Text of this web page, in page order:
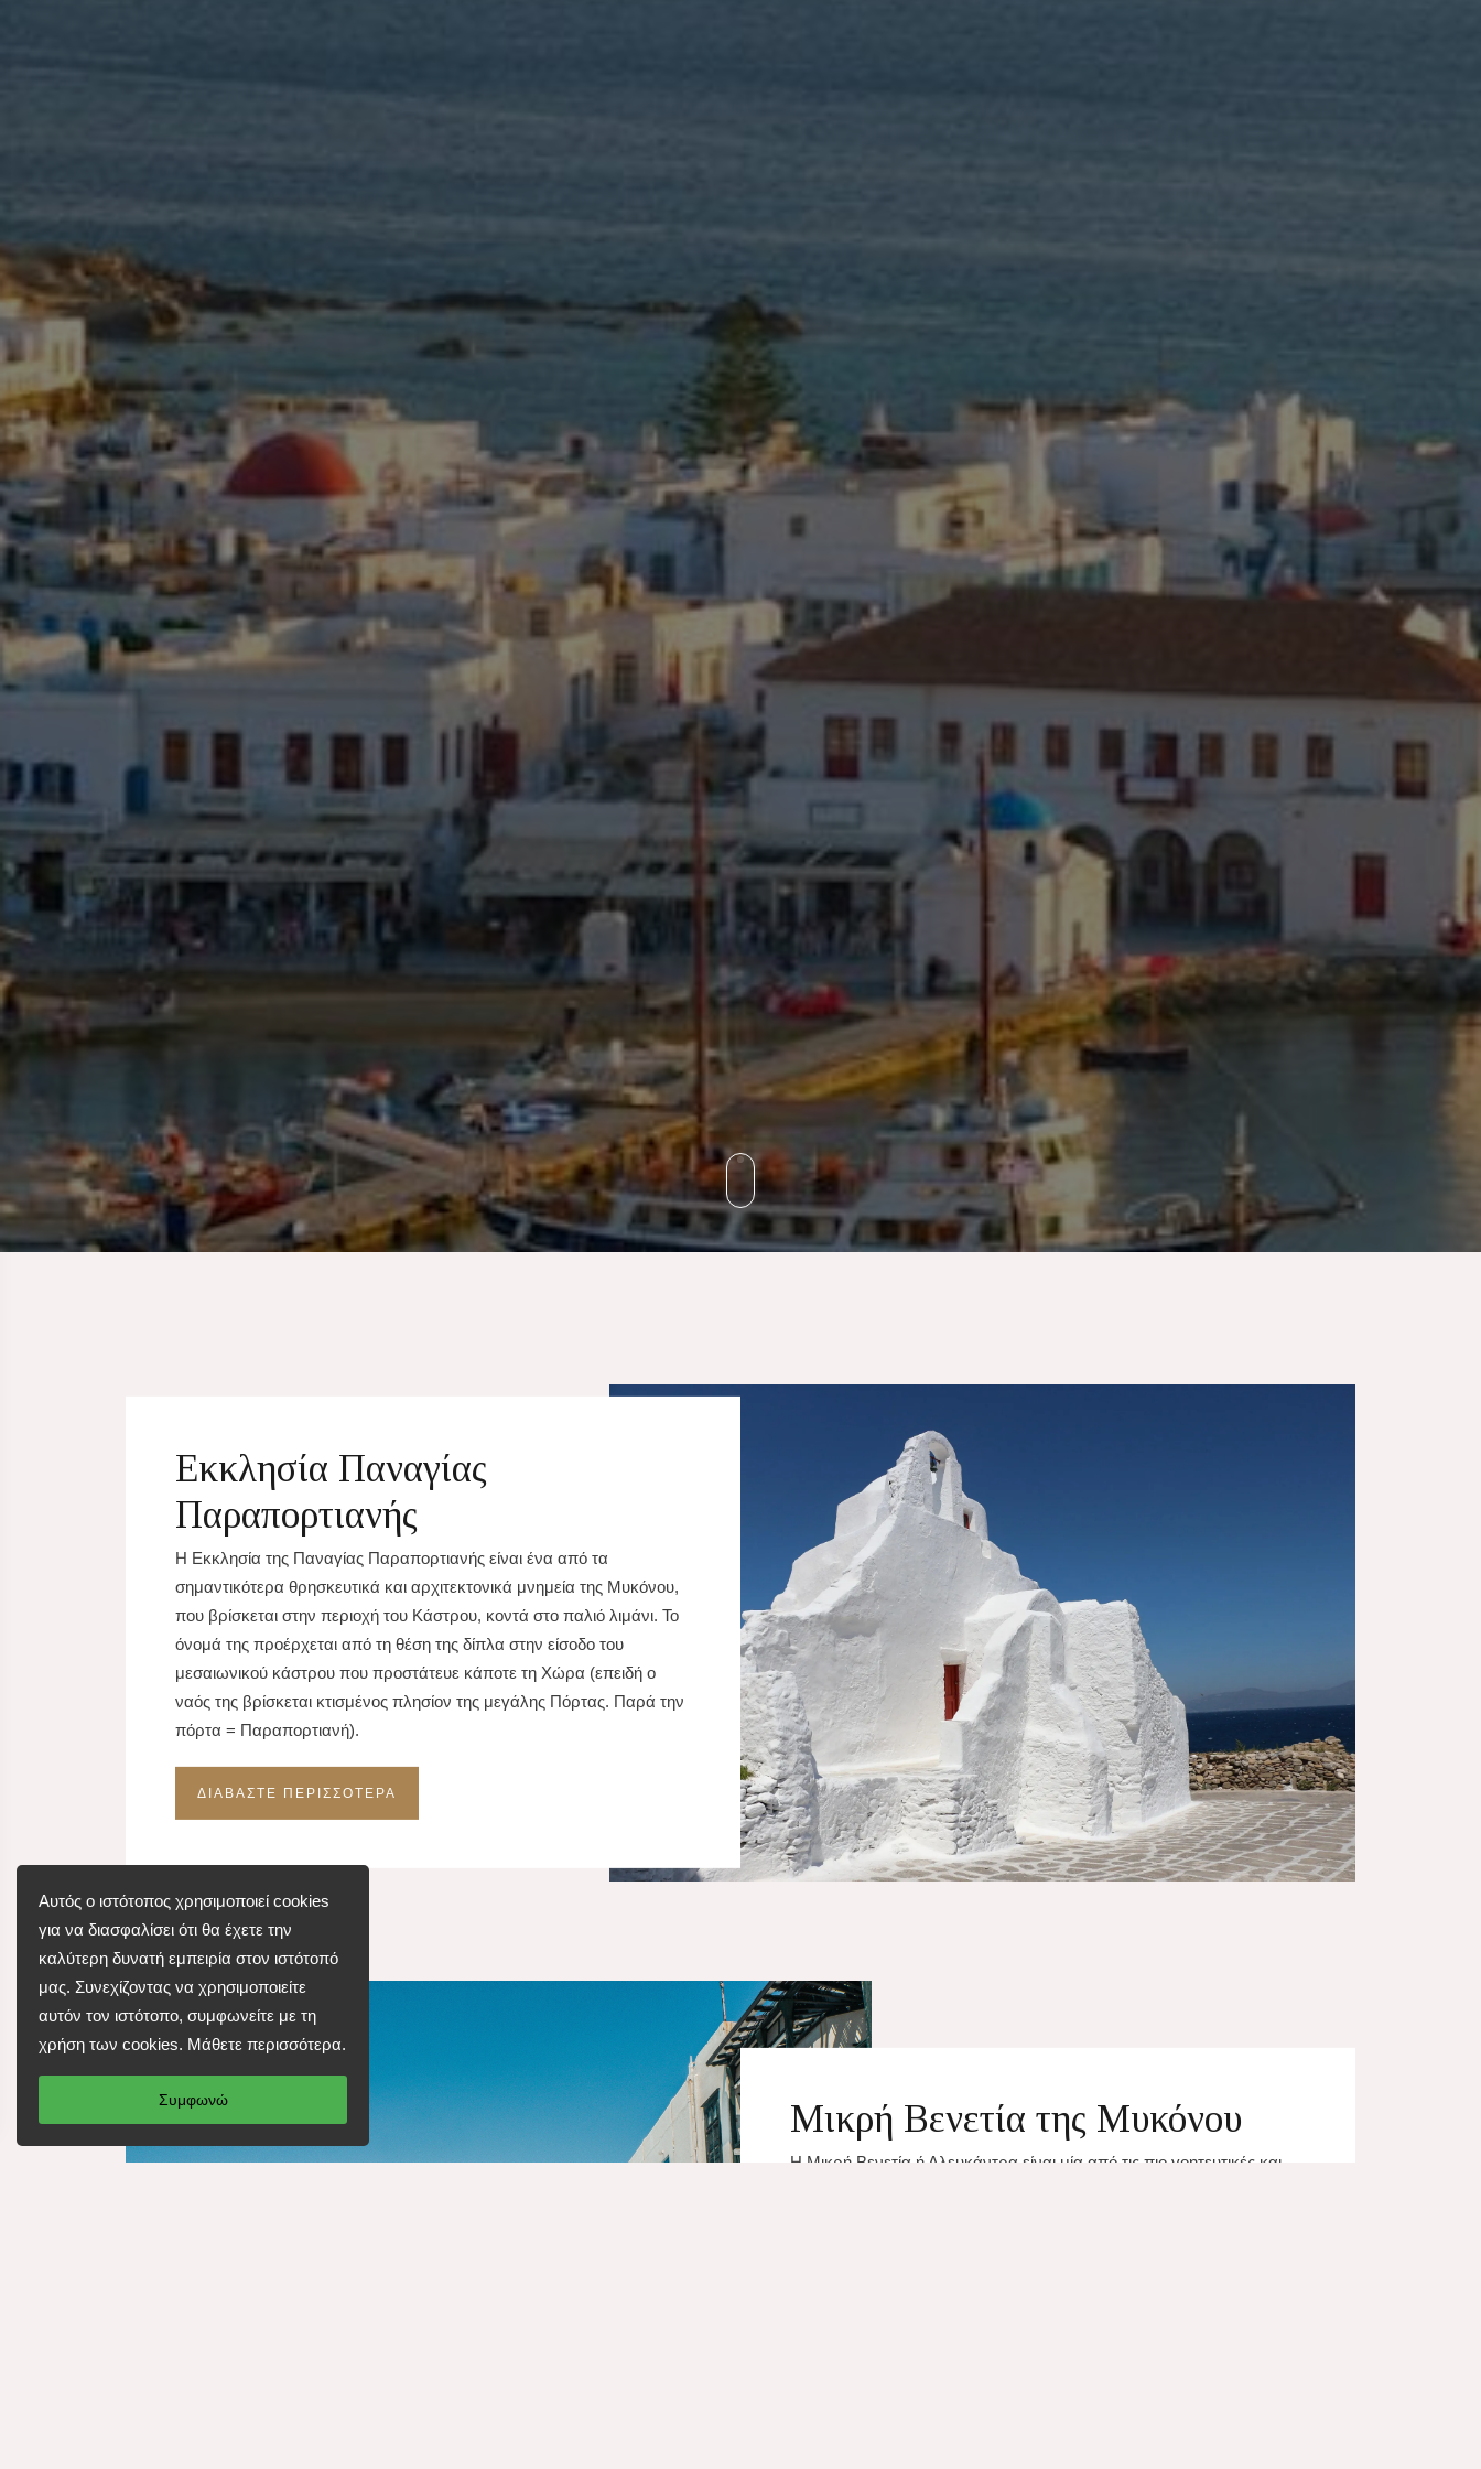
Εκκλησία Παναγίας
Παραπορτιανής
Η Εκκλησία της Παναγίας Παραπορτιανής είναι ένα από τα
σημαντικότερα θρησκευτικά και αρχιτεκτονικά μνημεία της Μυκόνου,
που βρίσκεται στην περιοχή του Κάστρου, κοντά στο παλιό λιμάνι. Το
όνομά της προέρχεται από τη θέση της δίπλα στην είσοδο του
μεσαιωνικού κάστρου που προστάτευε κάποτε τη Χώρα (επειδή ο
ναός της βρίσκεται κτισμένος πλησίον της μεγάλης Πόρτας. Παρά την
πόρτα = Παραπορτιανή).
ΔΙΑΒΑΣΤΕ ΠΕΡΙΣΣΟΤΕΡΑ
Μικρή Βενετία της Μυκόνου
Η Μικρή Βενετία ή Αλευκάντρα είναι μία από τις πιο γοητευτικές και
Αυτός ο ιστότοπος χρησιμοποιεί cookies
για να διασφαλίσει ότι θα έχετε την
καλύτερη δυνατή εμπειρία στον ιστότοπό
μας. Συνεχίζοντας να χρησιμοποιείτε
αυτόν τον ιστότοπο, συμφωνείτε με τη
χρήση των cookies. Μάθετε περισσότερα.
Συμφωνώ